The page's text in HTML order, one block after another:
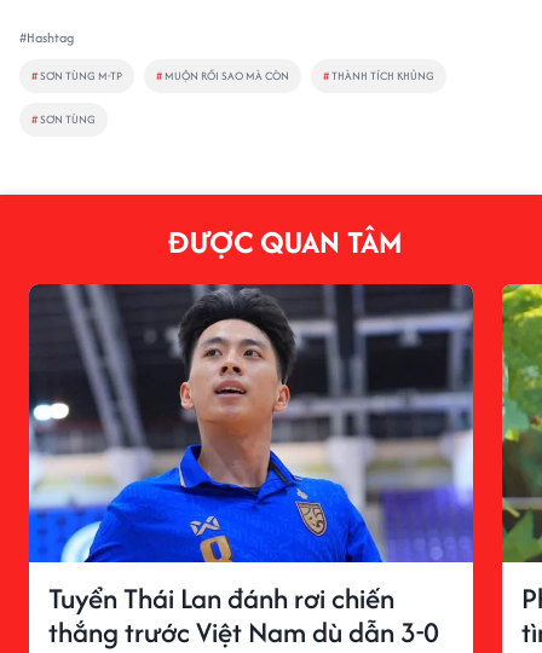
#Hashtag
#SƠN TÙNG M-TP # MUỘN RỒI SAO MÀ CÒN #THÀNH TÍCH KHỦNG
#SƠN TÙNG
ĐƯỢC QUAN TÂM
Tuyển Thái Lan đánh rơi chiến
thắng trước Việt Nam dù dẫn 3-0